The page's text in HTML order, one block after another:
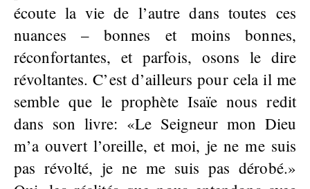
écoute la vie de l’autre dans toutes ces
nuances – bonnes et moins bonnes,
réconfortantes, et parfois, osons le dire
révoltantes. C’est d’ailleurs pour cela il me
semble que le prophète Isaïe nous redit
dans son livre: «Le Seigneur mon Dieu
m’a ouvert l’oreille, et moi, je ne me suis
pas révolté, je ne me suis pas dérobé.»